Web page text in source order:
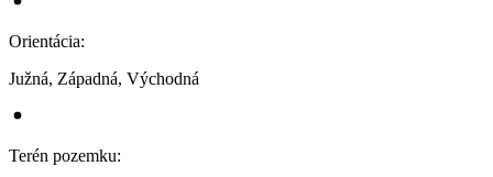
Orientácia:
Južná, Západná, Východná
Terén pozemku: